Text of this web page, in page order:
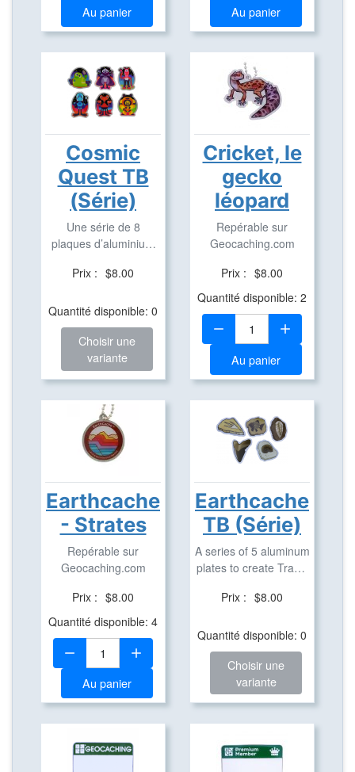
Au panier Au panier
Cosmic
Quest TB
(Série)
Une série de 8
plaques d’aluminium
Prix : $8.00
Quantité disponible: 0
Choisir une
variante
Cricket, le
gecko
léopard
Repérable sur
Geocaching.com
Prix : $8.00
Quantité disponible: 2
Quantité:
Au panier
Earthcache
- Strates
Repérable sur
Geocaching.com
Prix : $8.00
Quantité disponible: 4
Quantité:
Au panier
Earthcache
TB (Série)
A series of 5 aluminum
plates to create Travel
Prix : $8.00
Quantité disponible: 0
Choisir une
variante